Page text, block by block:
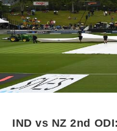
IND vs NZ 2nd